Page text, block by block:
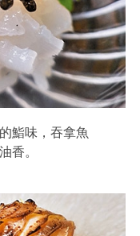
鮨味，吞拿魚
香。